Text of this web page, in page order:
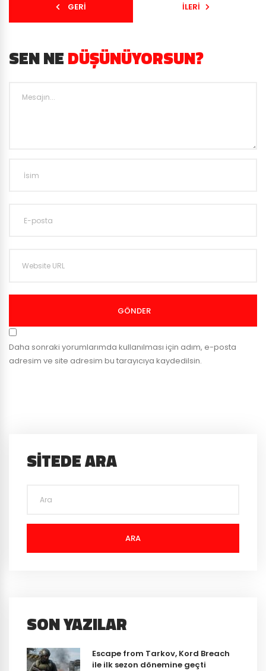
GERI İLERI
SEN NEDÜŞÜNÜYORSUN?
GÖNDER
Daha sonraki yorumlarımda kullanılması için adım, e-posta
adresim ve site adresim bu tarayıcıya kaydedilsin.
SITEDE ARA
ARA
SON YAZILAR
Escape from Tarkov, Kord Breach
ile ilk sezon dönemine geçti